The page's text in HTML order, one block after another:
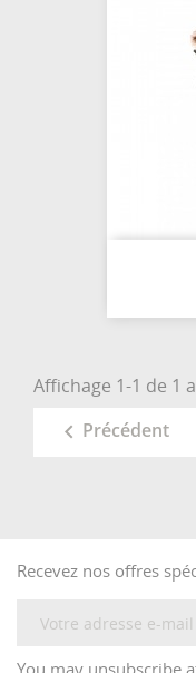
Affichage 1-1 de 1
 Précédent
Recevez nos offres
You may unsubscribe